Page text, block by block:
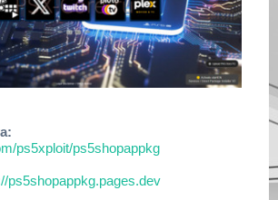
ps5xploit/ps5shopappkg
ps5shopappkg.pages.dev